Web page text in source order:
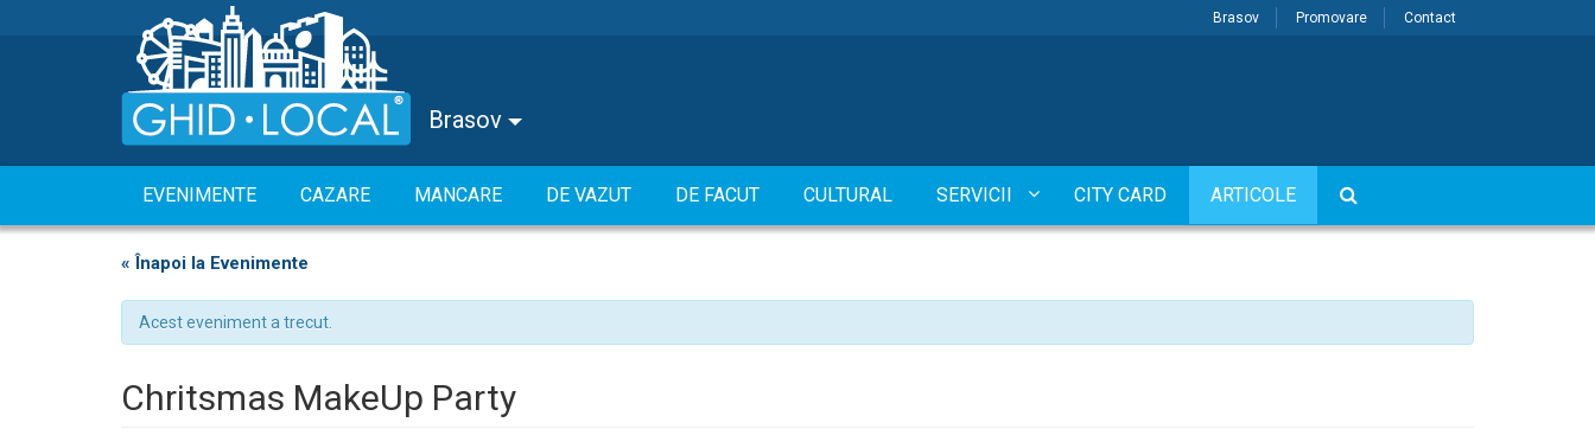
Brasov Promovare Contact
Brasov
EVENIMENTE CAZARE MANCARE DE VAZUT DE FACUT CULTURAL SERVICII CITY CARD ARTICOLE
« Înapoi la Evenimente
Acest eveniment a trecut.
Chritsmas MakeUp Party